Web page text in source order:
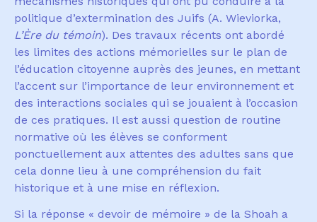
politique d’extermination des Juifs (A. Wieviorka,
L’Ère du témoin). Des travaux récents ont abordé
les limites des actions mémorielles sur le plan de
l’éducation citoyenne auprès des jeunes, en mettant
l’accent sur l’importance de leur environnement et
des interactions sociales qui se jouaient à l’occasion
de ces pratiques. Il est aussi question de routine
normative où les élèves se conforment
ponctuellement aux attentes des adultes sans que
cela donne lieu à une compréhension du fait
historique et à une mise en réflexion.
Si la réponse « devoir de mémoire » de la Shoah a